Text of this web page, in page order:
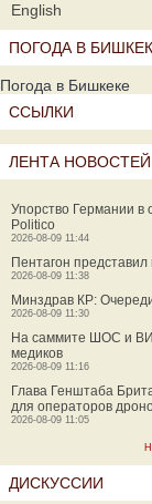
English
ПОГОДА В
Погода в Бишкеке
ССЫЛКИ
ЛЕНТА НОВОСТЕЙ
Упорство Германии в
Politico
2026-08-09 11:44
Пентагон
2026-08-09 11:38
Минздрав КР:
2026-08-09 11:30
На саммите ШОС и
медиков
2026-08-09 11:16
Глава Генштаба
для операторов
2026-08-09 11:05
ДИСКУССИИ